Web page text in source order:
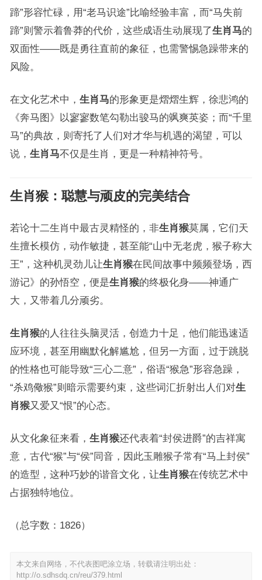
蹄”形容忙碌，用“老马识途”比喻经验丰富，而“马失前
蹄”则警示着鲁莽的代价，这些成语生动展现了生肖马的
双面性——既是勇往直前的象征，也需警惕急躁带来的
风险。
在文化艺术中， 生肖马的形象更是熠熠生辉，徐悲鸿的
《奔马图》以寥寥数笔勾勒出骏马的飒爽英姿；而“千里
马”的典故，则寄托了人们对才华与机遇的渴望，可以
说， 生肖马不仅是生肖，更是一种精神符号。
生肖猴：聪慧与顽皮的完美结合
若论十二生肖中最古灵精怪的，非生肖猴莫属，它们天
生擅长模仿，动作敏捷，甚至能“山中无老虎，猴子称大
王”，这种机灵劲儿让生肖猴在民间故事中频频登场，西
游记》的孙悟空，便是生肖猴的终极化身——神通广
大，又带着几分顽劣。
生肖猴的人往往头脑灵活，创造力十足，他们能迅速适
应环境，甚至用幽默化解尴尬，但另一方面，过于跳脱
的性格也可能导致“三心二意”，俗语“猴急”形容急躁，
“杀鸡儆猴”则暗示需要约束，这些词汇折射出人们对生
肖猴又爱又“恨”的心态。
从文化象征来看， 生肖猴还代表着“封侯进爵”的吉祥寓
意，古代“猴”与“侯”同音，因此玉雕猴子常有“马上封侯”
的造型，这种巧妙的谐音文化，让生肖猴在传统艺术中
占据独特地位。
（总字数：1826）
本文来自网络，不代表图吧涂立场，转载请注明出处：
http://o.sdhsdq.cn/reu/379.html